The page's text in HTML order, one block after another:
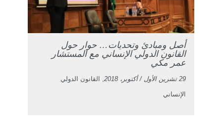
أصل ومبادئ وتحديات… حوار حول
القانون الدولي الإنساني مع المستشار
عمر مكي
29 تشرين الأول / أكتوبر، 2018 , القانون الدولي
الإنساني